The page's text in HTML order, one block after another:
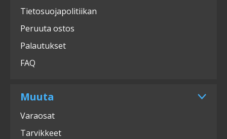
Tietosuojapolitiikan
Peruuta ostos
Palautukset
FAQ
Muuta
Varaosat
Tarvikkeet